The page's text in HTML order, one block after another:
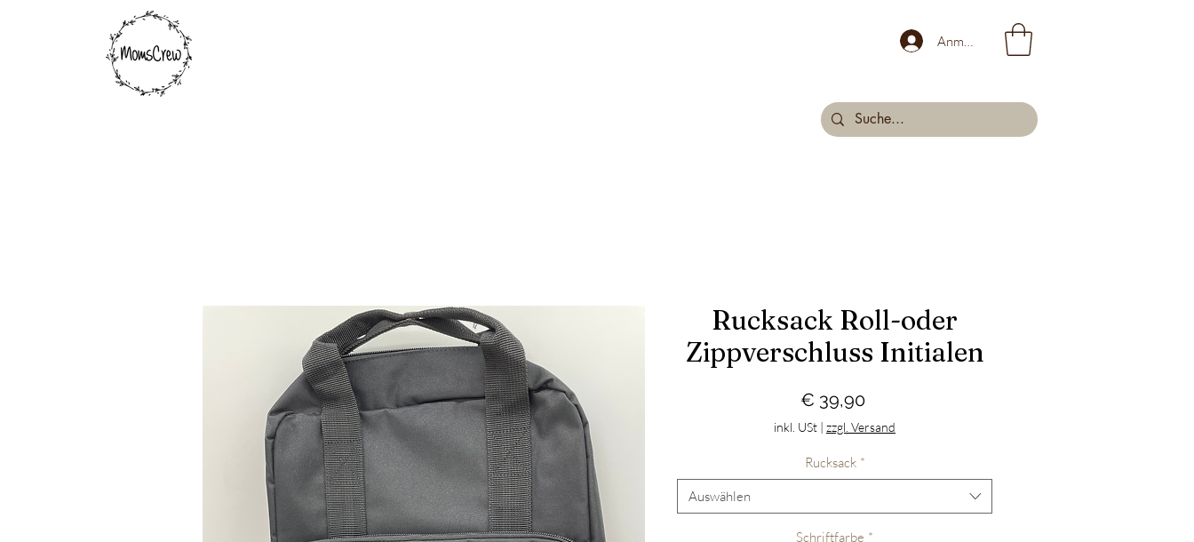
Anmelden
Rucksack Roll-oder
Zippverschluss Initialen
€ 39,90Preis
inkl. USt | zzgl. Versand
Rucksack *
Auswählen
Schriftfarbe *